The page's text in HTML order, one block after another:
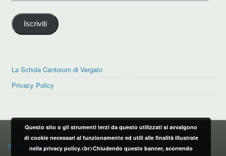
mail
Iscriviti
La Schola Cantorum di Vergato
Privacy Policy
PRIVACY POLICY
privacy policy
Questo sito o gli strumenti terzi da questo utilizzati si avvalgono
di cookie necessari al funzionamento ed utili alle finalità illustrate
nella privacy policy.<br>Chiudendo questo banner, scorrendo